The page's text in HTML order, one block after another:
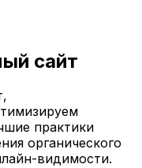
сайт
практики
органического
видимости.